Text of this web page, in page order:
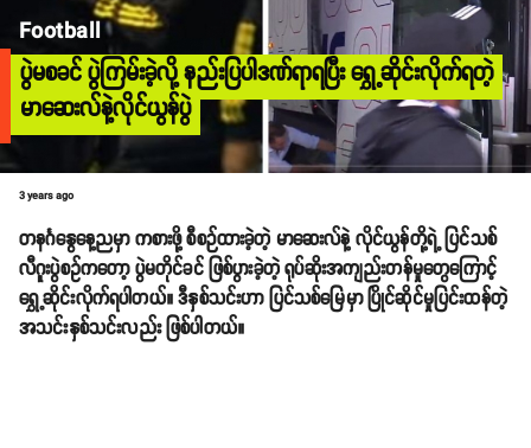
Football
ပွဲမစခင် ပွဲကြမ်းခဲ့လို့ နည်းပြပါဒဏ်ရာရပြီး ရွှေ့ဆိုင်းလိုက်ရတဲ့
မာဆေးလ်နဲ့လိုင်ယွန်ပွဲ
3 years ago
တနင်္ဂနွေနေ့ညမှာ ကစားဖို့ စီစဉ်ထားခဲ့တဲ့ မာဆေးလ်နဲ့ လိုင်ယွန်တို့ရဲ့ ပြင်သစ်
လီဂူးပွဲစဥ်ကတော့ ပွဲမတိုင်ခင် ဖြစ်ပွားခဲ့တဲ့ ရုပ်ဆိုးအကျည်းတန်မှုတွေကြောင့်
ရွှေ့ဆိုင်းလိုက်ရပါတယ်။ ဒီနှစ်သင်းဟာ ပြင်သစ်မြေမှာ ပြိုင်ဆိုင်မှုပြင်းထန်တဲ့
အသင်းနှစ်သင်းလည်း ဖြစ်ပါတယ်။